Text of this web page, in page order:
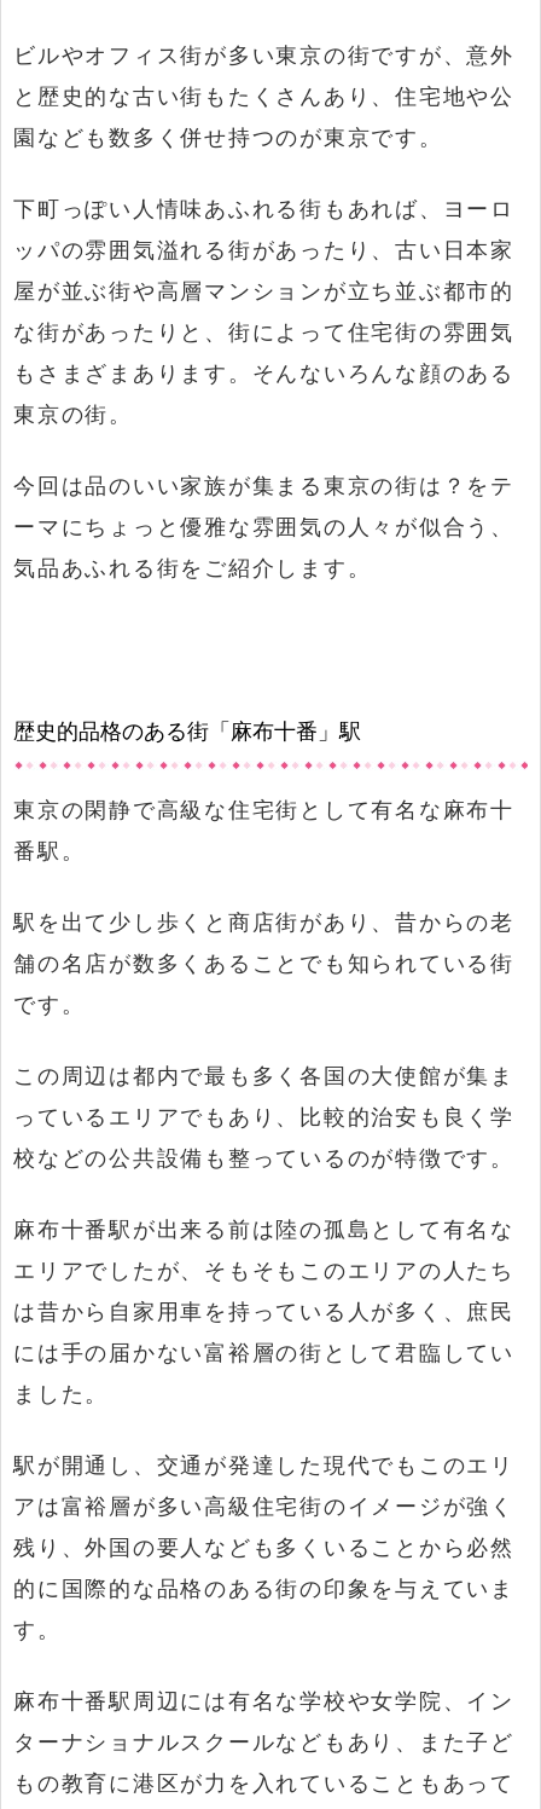
ビルやオフィス街が多い東京の街ですが、意外
と歴史的な古い街もたくさんあり、住宅地や公
園なども数多く併せ持つのが東京です。
下町っぽい人情味あふれる街もあれば、ヨーロ
ッパの雰囲気溢れる街があったり、古い日本家
屋が並ぶ街や高層マンションが立ち並ぶ都市的
な街があったりと、街によって住宅街の雰囲気
もさまざまあります。そんないろんな顔のある
東京の街。
今回は品のいい家族が集まる東京の街は？をテ
ーマにちょっと優雅な雰囲気の人々が似合う、
気品あふれる街をご紹介します。
歴史的品格のある街「麻布十番」駅
東京の閑静で高級な住宅街として有名な麻布十
番駅。
駅を出て少し歩くと商店街があり、昔からの老
舗の名店が数多くあることでも知られている街
です。
この周辺は都内で最も多く各国の大使館が集ま
っているエリアでもあり、比較的治安も良く学
校などの公共設備も整っているのが特徴です。
麻布十番駅が出来る前は陸の孤島として有名な
エリアでしたが、そもそもこのエリアの人たち
は昔から自家用車を持っている人が多く、庶民
には手の届かない富裕層の街として君臨してい
ました。
駅が開通し、交通が発達した現代でもこのエリ
アは富裕層が多い高級住宅街のイメージが強く
残り、外国の要人なども多くいることから必然
的に国際的な品格のある街の印象を与えていま
す。
麻布十番駅周辺には有名な学校や女学院、イン
ターナショナルスクールなどもあり、また子ど
もの教育に港区が力を入れていることもあって